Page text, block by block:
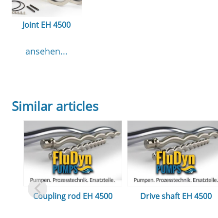
Joint EH 4500
ansehen...
Similar articles
Coupling rod EH 4500 Drive shaft EH 4500